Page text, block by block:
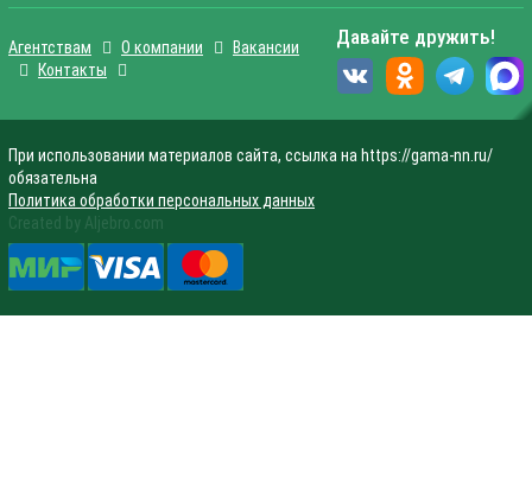
Агентствам О компании
Вакансии
Контакты
Давайте дружить!
При использовании материалов сайта, ссылка на https://gama-nn.ru/
обязательна
Политика обработки персональных данных
Created by Aljebro.com